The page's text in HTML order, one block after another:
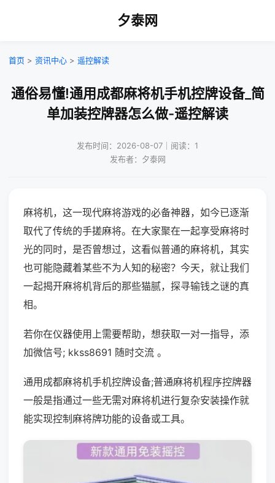
夕泰网
首页 > 资讯中心 > 遥控解读
通俗易懂!通用成都麻将机手机控牌设备_简
单加装控牌器怎么做-遥控解读
发布时间：2026-08-07｜阅读：1
发布者：夕泰网
麻将机，这一现代麻将游戏的必备神器，如今已逐渐
取代了传统的手搓麻将。在大家聚在一起享受麻将时
光的同时，是否曾想过，这看似普通的麻将机，其实
也可能隐藏着某些不为人知的秘密？今天，就让我们
一起揭开麻将机背后的那些猫腻，探寻输钱之谜的真
相。
若你在仪器使用上需要帮助，想获取一对一指导，添
加微信号; kkss8691 随时交流 。
通用成都麻将机手机控牌设备;普通麻将机程序控牌器
一般是指通过一些无需对麻将机进行复杂安装操作就
能实现控制麻将牌功能的设备或工具。